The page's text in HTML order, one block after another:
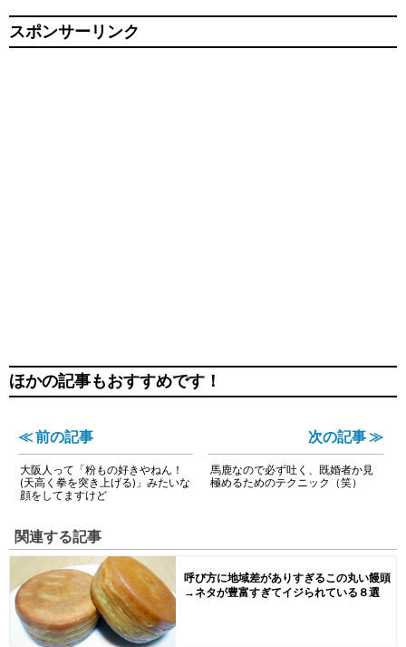
スポンサーリンク
ほかの記事もおすすめです！
≪ 前の記事
大阪人って「粉もの好きやねん！
(天高く拳を突き上げる)」みたいな
顔をしてますけど
次の記事 ≫
馬鹿なので必ず吐く、既婚者か見
極めるためのテクニック（笑）
関連する記事
呼び方に地域差がありすぎるこの丸い饅頭
→ネタが豊富すぎてイジられている８選